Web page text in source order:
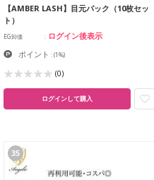
【AMBER LASH】目元パック（10枚セッ
ト）
EG卸価 ログイン後表示
ポイント :(1%)
(0)
ログインして購入
35